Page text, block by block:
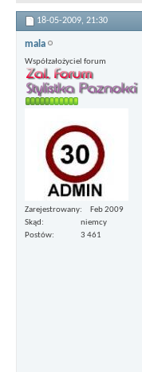
18-05-2009, 21:30
mala
Współzałożyciel forum
Zarejestrowany
Feb 2009
Skąd
niemcy
Postów
3 461